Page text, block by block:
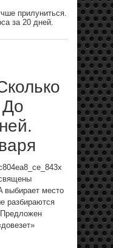
прилуниться.
за 20 дней.
До
выбирает место
разбираются